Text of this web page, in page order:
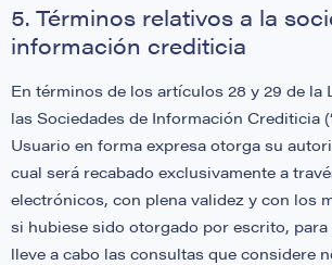
5. Términos relativos a la
información crediticia
En términos de los artículos 28 y 29 de la
las Sociedades de Información Crediticia
Usuario en forma expresa otorga su
cual será recabado exclusivamente a
electrónicos, con plena validez y con los
si hubiese sido otorgado por escrito,
lleve a cabo las consultas que considere